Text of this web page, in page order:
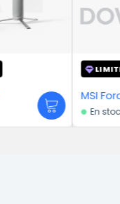
MSI Force GC30 V2 – Blanc